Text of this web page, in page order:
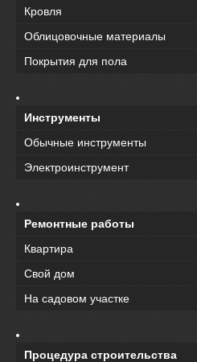
Кровля
Облицовочные материалы
Покрытия для пола
Инструменты
Обычные инструменты
Электроинструмент
Ремонтные работы
Квартира
Свой дом
На садовом участке
Процедура строительства